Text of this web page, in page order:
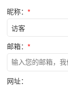
昵称： *
邮箱： *
网址：